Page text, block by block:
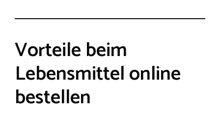
Vorteile beim
Lebensmittel online
bestellen